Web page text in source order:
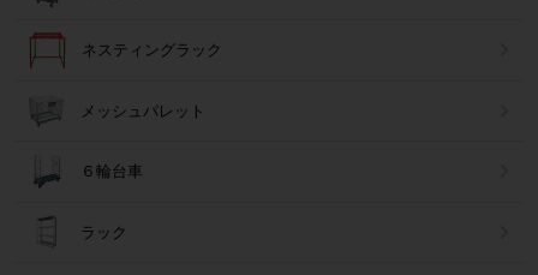
ネスティングラック
メッシュパレット
６輪台車
ラック